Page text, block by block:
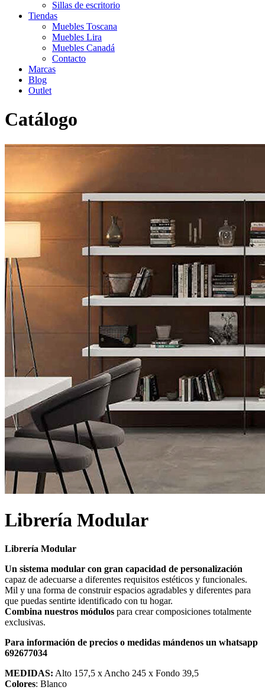
Sillas de escritorio
Tiendas
Muebles Toscana
Muebles Lira
Muebles Canadá
Contacto
Marcas
Blog
Outlet
Catálogo
Inicio>Catálogo>Librerías>Librería Modular
Librería Modular
Librería Modular
Un sistema modular con gran capacidad de personalización
capaz de adecuarse a diferentes requisitos estéticos y funcionales.
Mil y una forma de construir espacios agradables y diferentes para
que puedas sentirte identificado con tu hogar.
Combina nuestros módulos para crear composiciones totalmente
exclusivas.
Para información de precios o medidas mándenos un whatsapp
692677034
MEDIDAS: Alto 157,5 x Ancho 245 x Fondo 39,5
Colores: Blanco